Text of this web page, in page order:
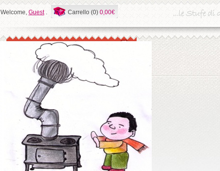
Welcome, Guest. Carrello (0) 0,00€